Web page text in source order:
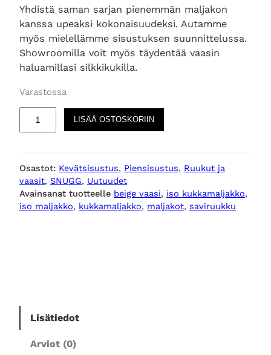
Yhdistä saman sarjan pienemmän maljakon
kanssa upeaksi kokonaisuudeksi. Autamme
myös mielellämme sisustuksen suunnittelussa.
Showroomilla voit myös täydentää vaasin
haluamillasi silkkikukilla.
Varastossa
u
k
k
o
LISÄÄ OSTOSKORIIN
Osastot: Kevätsisustus, Piensisustus, Ruukut ja
vaasit, SNUGG, Uutuudet
Avainsanat tuotteelle beige vaasi, iso kukkamaljakko
iso maljakko, kukkamaljakko, maljakot, saviruukku
Lisätiedot
Arviot (0)